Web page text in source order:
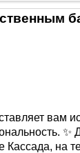
вам
✨
на